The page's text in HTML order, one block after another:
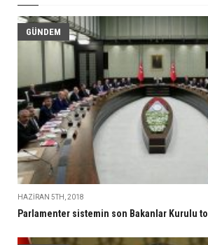
GÜNDEM
HAZIRAN 5TH, 2018
Parlamenter sistemin son Bakanlar Kurulu